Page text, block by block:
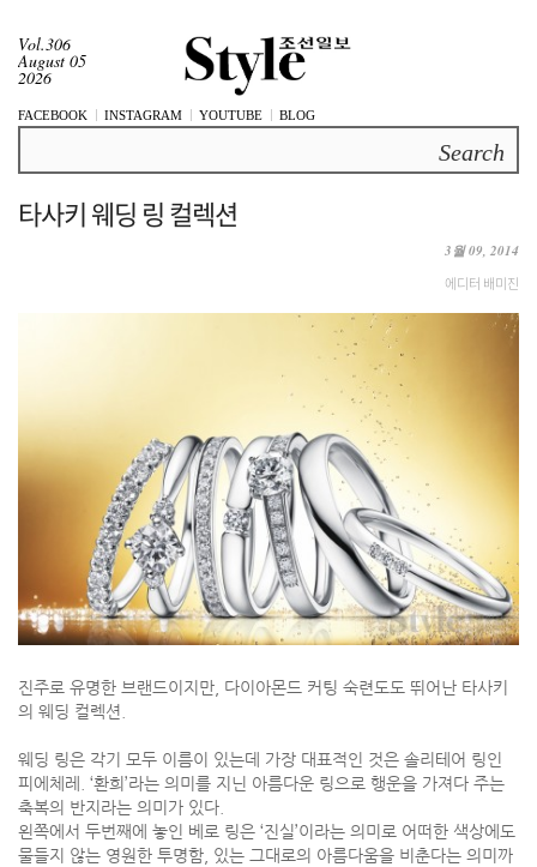
Vol.306
August 05
2026
FACEBOOK INSTAGRAM YOUTUBE BLOG
타사키 웨딩 링 컬렉션
3월 09, 2014
에디터 배미진
진주로 유명한 브랜드이지만, 다이아몬드 커팅 숙련도도 뛰어난 타사키
의 웨딩 컬렉션.
웨딩 링은 각기 모두 이름이 있는데 가장 대표적인 것은 솔리테어 링인
피에체레. ‘환희’라는 의미를 지닌 아름다운 링으로 행운을 가져다 주는
축복의 반지라는 의미가 있다.
왼쪽에서 두번째에 놓인 베로 링은 ‘진실’이라는 의미로 어떠한 색상에도
물들지 않는 영원한 투명함, 있는 그대로의 아름다움을 비춘다는 의미까